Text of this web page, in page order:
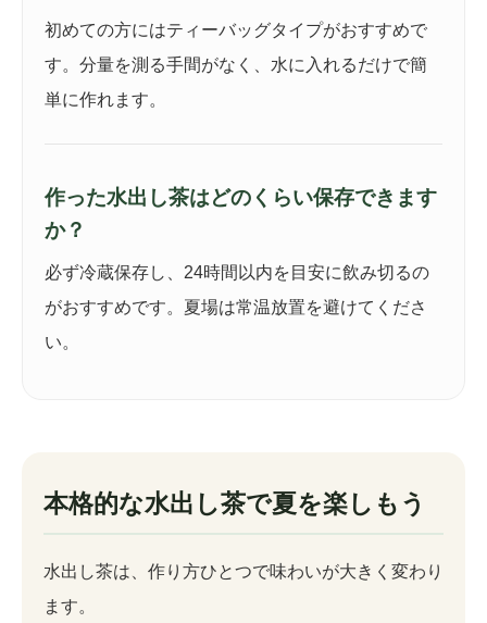
初めての方にはティーバッグタイプがおすすめで
す。分量を測る手間がなく、水に入れるだけで簡
単に作れます。
作った水出し茶はどのくらい保存できます
か？
必ず冷蔵保存し、24時間以内を目安に飲み切るの
がおすすめです。夏場は常温放置を避けてくださ
い。
本格的な水出し茶で夏を楽しもう
水出し茶は、作り方ひとつで味わいが大きく変わり
ます。